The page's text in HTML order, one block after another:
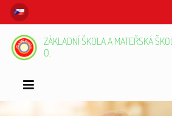
ZÁKLADNÍ ŠKOLA A MATEŘSKÁ
O.